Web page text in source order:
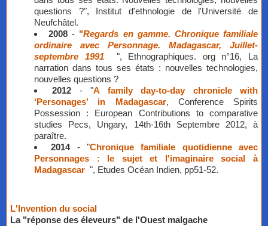
questions ?", Institut d'ethnologie de l'Université de
Neufchâtel.
2008 - "Regards en gamme. Chronique familiale
ordinaire avec Personnage. Madagascar, Juillet-
septembre 1991", Ethnographiques. org n°16, La
narration dans tous ses états : nouvelles technologies,
nouvelles questions ?
2012 - "A family day-to-day chronicle with
‘Personages’ in Madagascar, Conference Spirits
Possession : European Contributions to comparative
studies Pecs, Ungary, 14th-16th Septembre 2012, à
paraître.
2014 - "Chronique familiale quotidienne avec
Personnages : le sujet et l'imaginaire social à
Madagascar ", Etudes Océan Indien, pp51-52.
L'Invention du social
La "réponse des éleveurs" de l'Ouest malgache